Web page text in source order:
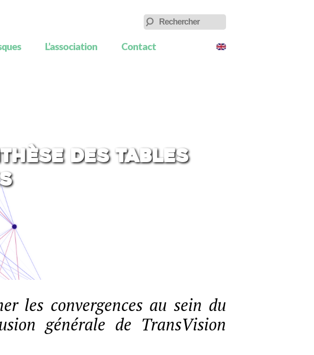
L’association Contact
des tables
les convergences au sein du
générale de TransVision